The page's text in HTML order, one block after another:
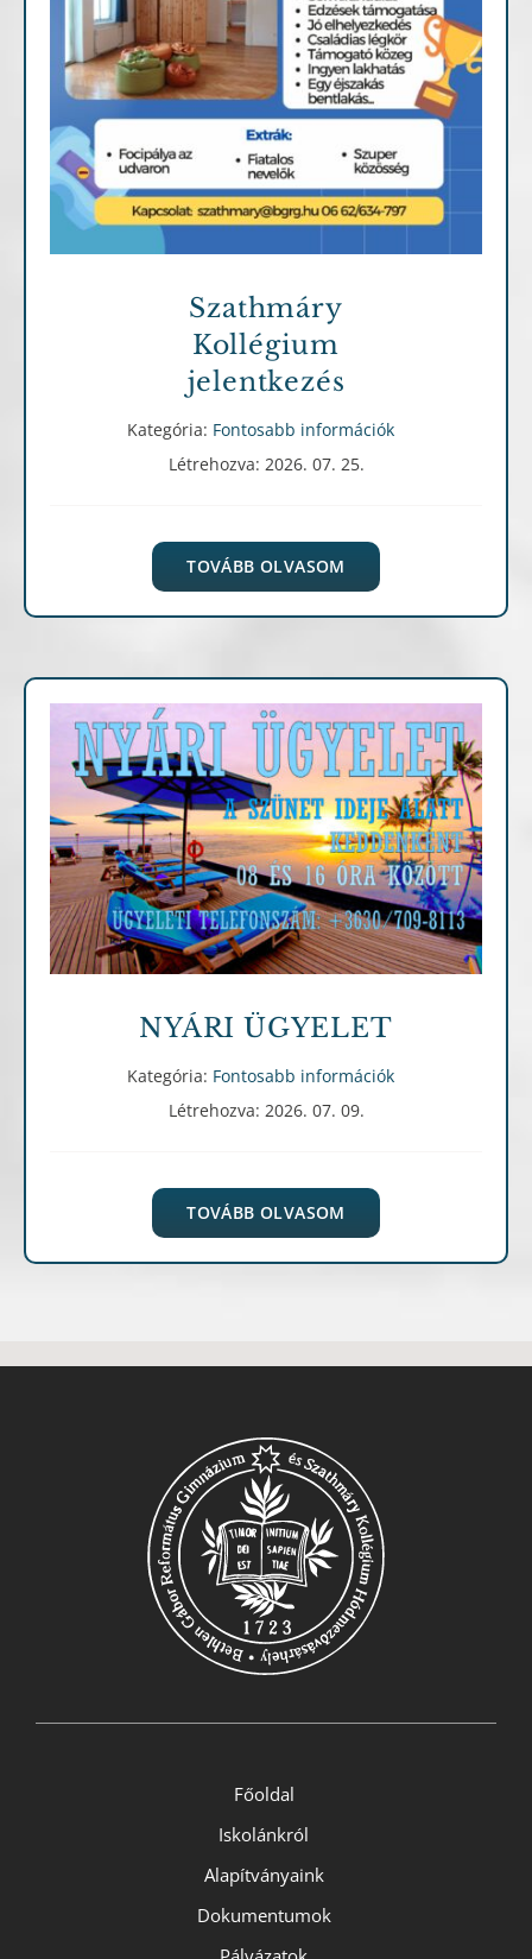
Szathmáry
Kollégium
jelentkezés
Kategória: Fontosabb információk
Létrehozva: 2026. 07. 25.
TOVÁBB OLVASOM
Fontosabb információk
NYÁRI ÜGYELET
Kategória: Fontosabb információk
Létrehozva: 2026. 07. 09.
TOVÁBB OLVASOM
Főoldal
Iskolánkról
Alapítványaink
Dokumentumok